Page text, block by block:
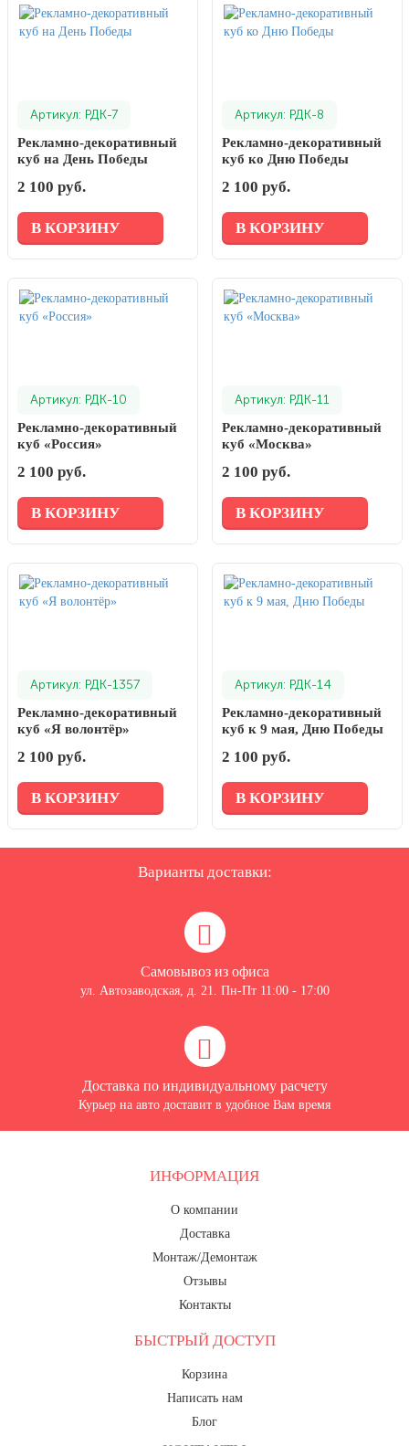
Артикул: РДК-7
Рекламно-декоративный
куб на День Победы
2 100 руб.
В КОРЗИНУ
Артикул: РДК-8
Рекламно-декоративный
куб ко Дню Победы
2 100 руб.
В КОРЗИНУ
Артикул: РДК-10
Рекламно-декоративный
куб «Россия»
2 100 руб.
В КОРЗИНУ
Артикул: РДК-11
Рекламно-декоративный
куб «Москва»
2 100 руб.
В КОРЗИНУ
Артикул: РДК-1357
Рекламно-декоративный
куб «Я волонтёр»
2 100 руб.
В КОРЗИНУ
Артикул: РДК-14
Рекламно-декоративный
куб к 9 мая, Дню Победы
2 100 руб.
В КОРЗИНУ
Варианты доставки:
Самовывоз из офиса
ул. Автозаводская, д. 21. Пн-Пт 11:00 - 17:00
Доставка по индивидуальному расчету
Курьер на авто доставит в удобное Вам время
ИНФОРМАЦИЯ
О компании
Доставка
Монтаж/Демонтаж
Отзывы
Контакты
БЫСТРЫЙ ДОСТУП
Корзина
Написать нам
Блог